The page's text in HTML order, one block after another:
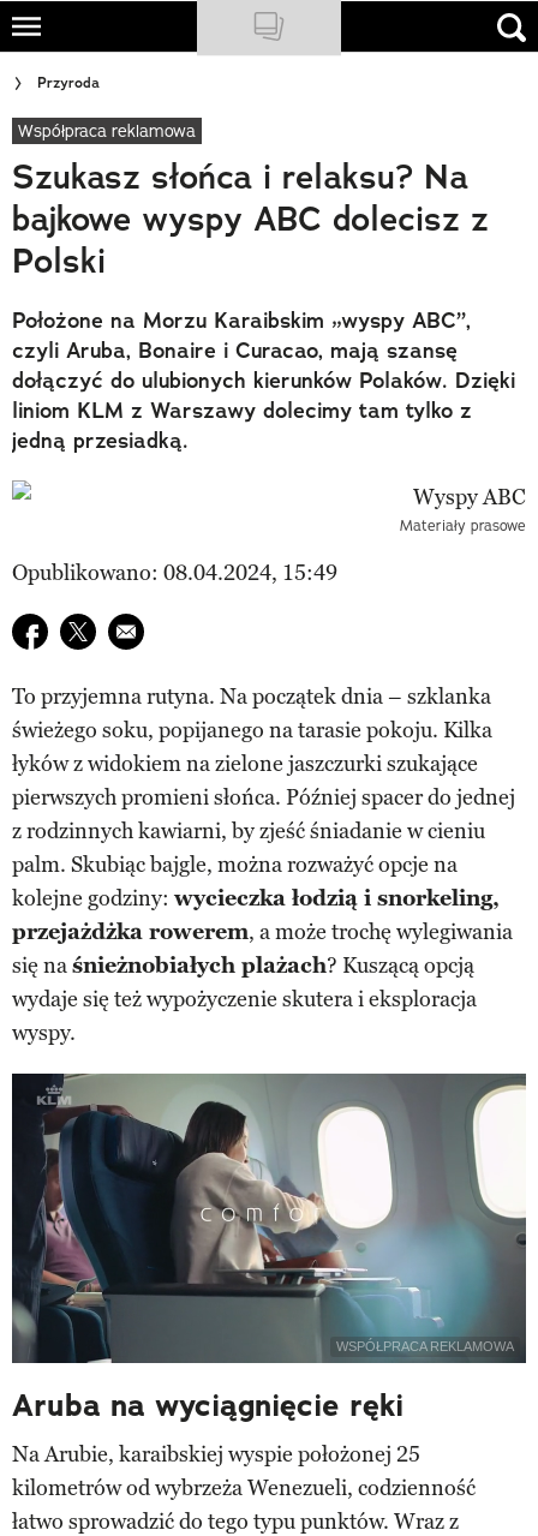
Skip
main
content
NATIONAL GEOGRAPHIC
TRAVELER
PODCASTY
Sklep
Cuda Polski
Wielki Konkurs Fotograficzny
Trendbook Podróżniczy
Polecane
Przyroda
Współpraca reklamowa
Szukasz słońca i relaksu? Na
bajkowe wyspy ABC dolecisz z
Polski
Położone na Morzu Karaibskim „wyspy ABC”,
czyli Aruba, Bonaire i Curacao, mają szansę
dołączyć do ulubionych kierunków Polaków. Dzięki
liniom KLM z Warszawy dolecimy tam tylko z
jedną przesiadką.
Materiały prasowe
Opublikowano: 08.04.2024, 15:49
Udostępnij na facebook
Udostępnij na twitter
E-mail do przyjaciela
To przyjemna rutyna. Na początek dnia – szklanka
świeżego soku, popijanego na tarasie pokoju. Kilka
łyków z widokiem na zielone jaszczurki szukające
pierwszych promieni słońca. Później spacer do jednej
z rodzinnych kawiarni, by zjeść śniadanie w cieniu
palm. Skubiąc bajgle, można rozważyć opcje na
kolejne godziny: wycieczka łodzią i snorkeling,
przejażdżka rowerem, a może trochę wylegiwania
się naśnieżnobiałych plażach? Kuszącą opcją
wydaje się też wypożyczenie skutera i eksploracja
wyspy.
WSPÓŁPRACA REKLAMOWA
Aruba na wyciągnięcie ręki
Na Arubie, karaibskiej wyspie położonej 25
kilometrów od wybrzeża Wenezueli, codzienność
łatwo sprowadzić do tego typu punktów. Wraz z